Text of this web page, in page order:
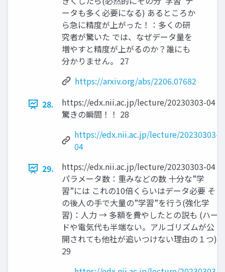
ータも多く必要になる) あるところか
ら急に精度が上がった！：多くの研
究者が驚いた では、なぜデータ量を
増やすと精度が上がるのか？誰にも
分かりません。 27
https://arxiv.org/abs/2206.07682
28.
https://edx.nii.ac.jp/lecture/20230303-04
驚きの瞬間！！ 28
https://edx.nii.ac.jp/lecture/20230303-
04
29.
https://edx.nii.ac.jp/lecture/20230303-04
パラメータ数：重みなどの数 十分な”学
習”には これの10倍くらいはデータ必要 そ
の後人の手で大量の”学習”を行う(強化学
習)：人力 → 多額を費やしたとの説も (ハー
ドや電気代も半端ない。アルゴリズムが公
開されても他社が追いつけない理由の１つ)
29